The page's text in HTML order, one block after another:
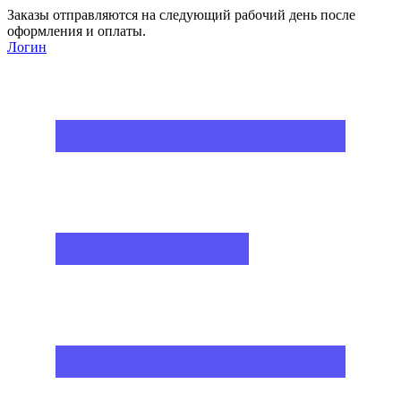
Заказы отправляются на следующий рабочий день после
оформления и оплаты.
Логин